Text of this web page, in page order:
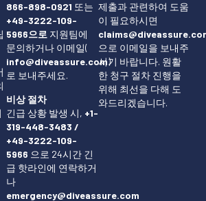
866-898-0921 또는
+49-3222-109-
5966으로 지원팀에
문의하거나 이메일(
info@diveassure.com)
로 보내주세요.
비상 절차
긴급 상황 발생 시, +1-
319-448-3483 /
+49-3222-109-
5966 으로 24시간 긴
급 핫라인에 연락하거
나
emergency@diveassure.com
제출과 관련하여 도움
이 필요하시면
으로 이메일을 보내주
시기 바랍니다. 원활
한 청구 절차 진행을
위해 최선을 다해 도
와드리겠습니다.